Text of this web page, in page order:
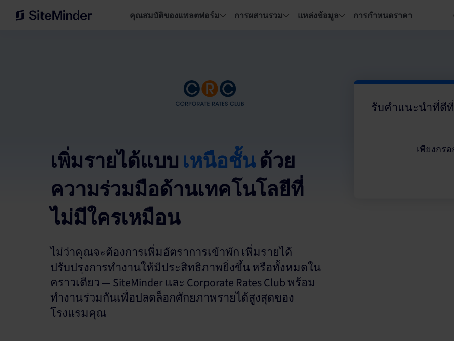
คุณสมบัติของแพลตฟอร์ม การผสานรวม แหล่งข้อมูล การกำหนดราคา
เพิ่มรายได้แบบ เหนือชั้นด้วย
ความร่วมมือด้านเทคโนโลยีที่
ไม่มีใครเหมือน
ไม่ว่าคุณจะต้องการเพิ่มอัตราการเข้าพัก เพิ่มรายได้
ปรับปรุงการทำงานให้มีประสิทธิภาพยิ่งขึ้น หรือทั้งหมดใน
คราวเดียว — SiteMinder และ Corporate Rates Club พร้อม
ทำงานร่วมกันเพื่อปลดล็อกศักยภาพรายได้สูงสุดของ
โรงแรมคุณ
รับคำแนะนำที่ดี
เพียงกร